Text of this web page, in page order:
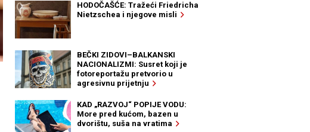
HODOČAŠĆE: Tražeći Friedricha
Nietzschea i njegove misli
BEČKI ZIDOVI–BALKANSKI
NACIONALIZMI: Susret koji je
fotoreportažu pretvorio u
agresivnu prijetnju
KAD „RAZVOJ“ POPIJE VODU:
More pred kućom, bazen u
dvorištu, suša na vratima